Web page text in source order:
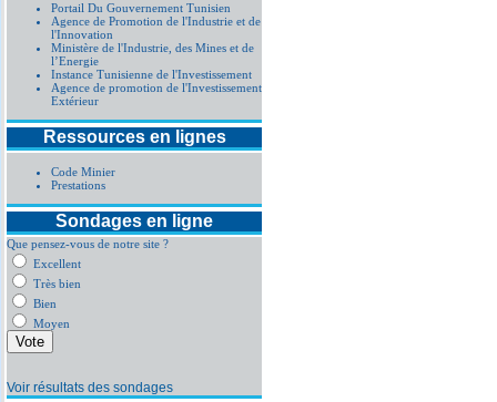
Portail Du Gouvernement Tunisien
Agence de Promotion de l'Industrie et de
l'Innovation
Ministère de l'Industrie, des Mines et de
l’Energie
Instance Tunisienne de l'Investissement
Agence de promotion de l'Investissement
Extérieur
Ressources en lignes
Code Minier
Prestations
Sondages en ligne
Que pensez-vous de notre site ?
Excellent
Très bien
Bien
Moyen
Voir résultats des sondages